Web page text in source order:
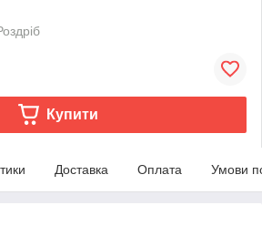
Купити
Доставка Оплата Умови